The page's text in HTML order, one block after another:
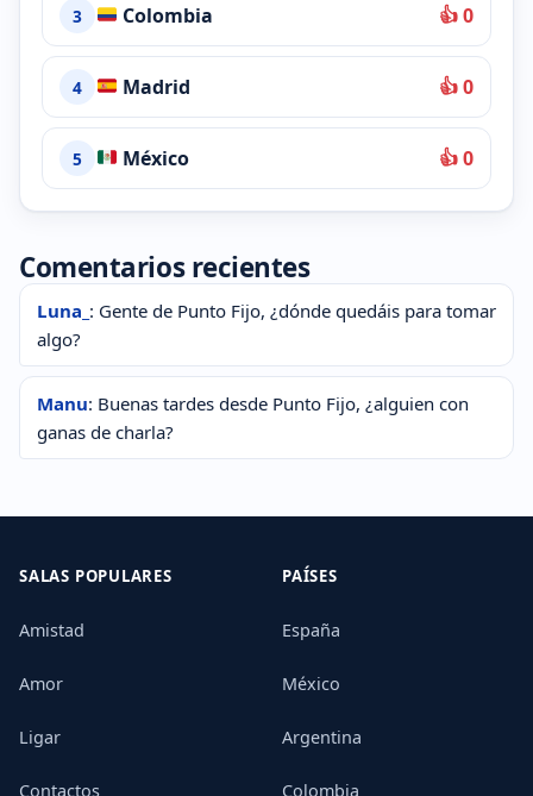
3 Colombia 👍 0
4 Madrid 👍 0
5 México 👍 0
Comentarios recientes
Luna_ : Gente de Punto Fijo, ¿dónde quedáis para tomar
algo?
Manu: Buenas tardes desde Punto Fijo, ¿alguien con
ganas de charla?
SALAS POPULARES
Amistad
Amor
Ligar
Contactos
PAÍSES
España
México
Argentina
Colombia